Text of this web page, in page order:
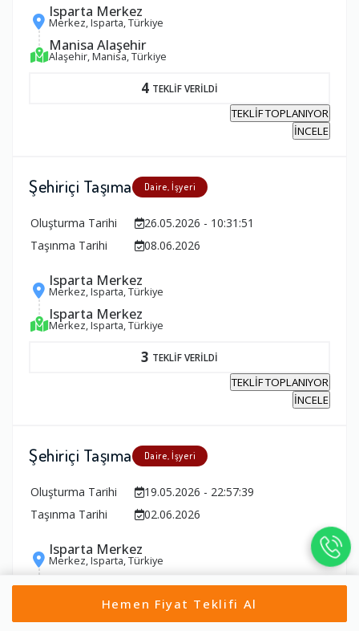
Isparta Merkez
Merkez, Isparta, Türkiye
Manisa Alaşehir
Alaşehir, Manisa, Türkiye
4 TEKLİF VERİLDİ
TEKLİF TOPLANIYOR
İNCELE
Şehiriçi Taşıma Daire, İşyeri
Oluşturma Tarihi
26.05.2026 - 10:31:51
Taşınma Tarihi
08.06.2026
Isparta Merkez
Merkez, Isparta, Türkiye
Isparta Merkez
Merkez, Isparta, Türkiye
3 TEKLİF VERİLDİ
TEKLİF TOPLANIYOR
İNCELE
Şehiriçi Taşıma Daire, İşyeri
Oluşturma Tarihi
19.05.2026 - 22:57:39
Taşınma Tarihi
02.06.2026
Isparta Merkez
Merkez, Isparta, Türkiye
Isparta Merkez
2TEKLİF VERİLDİ
Hemen Fiyat Teklifi Al